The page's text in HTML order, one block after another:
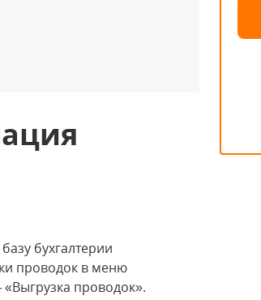
бухгалтерии
проводок в меню
проводок».